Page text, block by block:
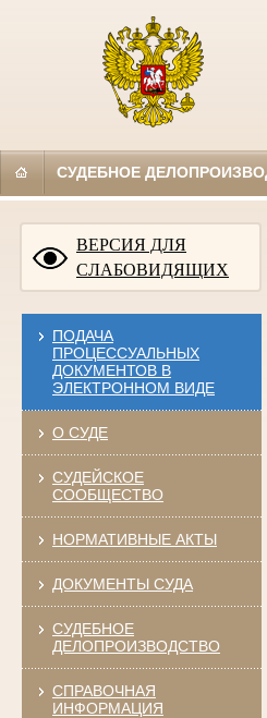
СУДЕБНОЕ
ВЕРСИЯ ДЛЯ
СЛАБОВИДЯЩИХ
ПОДАЧА
ПРОЦЕССУАЛЬНЫХ
ДОКУМЕНТОВ В
ЭЛЕКТРОННОМ ВИДЕ
О СУДЕ
СУДЕЙСКОЕ
СООБЩЕСТВО
НОРМАТИВНЫЕ АКТЫ
ДОКУМЕНТЫ СУДА
СУДЕБНОЕ
ДЕЛОПРОИЗВОДСТВО
СПРАВОЧНАЯ
ИНФОРМАЦИЯ